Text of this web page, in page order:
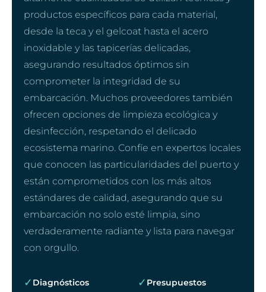
productos específicos para cada material,
desde la teca y el gelcoat hasta el acero
inoxidable y las tapicerías delicadas,
asegurando resultados óptimos sin
comprometer la integridad de su
embarcación. Muchos proveedores también
ofrecen opciones de limpieza ecológica y
desinfección, respetando el delicado
ecosistema marino. Confíe en expertos locales
que conocen las particularidades del puerto y
están comprometidos con los más altos
estándares de calidad, asegurando que su
embarcación no solo esté limpia, sino
verdaderamente radiante y lista para navegar
con orgullo.
✓ Diagnósticos
✓ Presupuestos